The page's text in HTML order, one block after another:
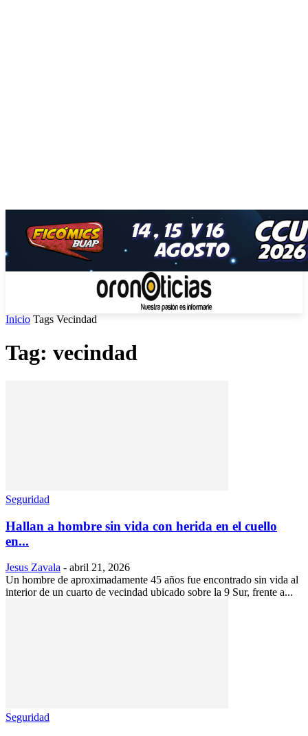
Inicio Tags Vecindad
Tag: vecindad
Seguridad
Hallan a hombre sin vida con herida en el cuello
en...
Jesus Zavala - abril 21, 2026
Un hombre de aproximadamente 45 años fue encontrado sin vida al
interior de un cuarto de vecindad ubicado sobre la 9 Sur, frente a...
Seguridad